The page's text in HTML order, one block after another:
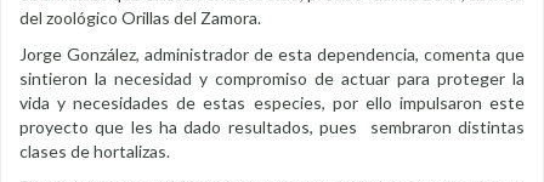
del zoológico Orillas del Zamora.
Jorge González, administrador de esta dependencia, comenta que
sintieron la necesidad y compromiso de actuar para proteger la
vida y necesidades de estas especies, por ello impulsaron este
proyecto que les ha dado resultados, pues sembraron distintas
clases de hortalizas.